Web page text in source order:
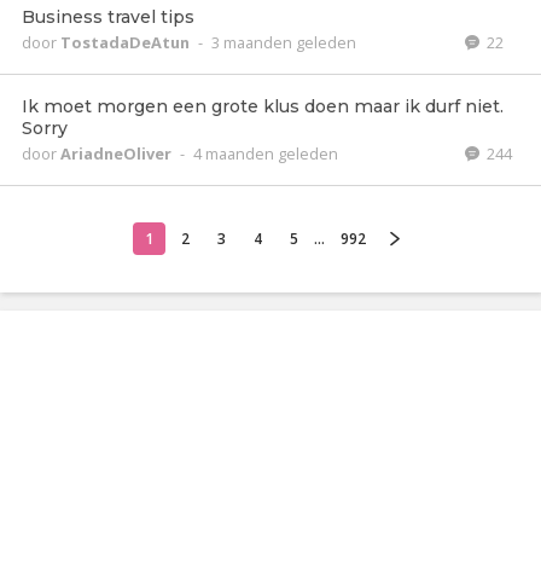
Business travel tips
door TostadaDeAtun - 3 maanden geleden 22
Ik moet morgen een grote klus doen maar ik durf niet.
Sorry
doorAriadneOliver - 4 maanden geleden 244
1 2 3 4 5 ... 992